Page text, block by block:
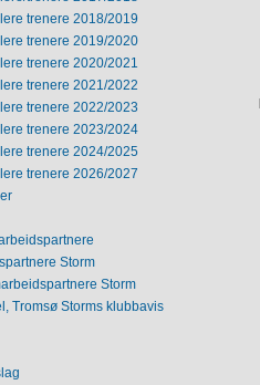
trenere 2018/2019
trenere 2019/2020
trenere 2020/2021
trenere 2021/2022
trenere 2022/2023
trenere 2023/2024
trenere 2024/2025
trenere 2026/2027
Storm
Storm
Tromsø Storms klubbavis